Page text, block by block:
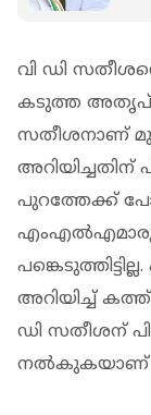
വി ഡി
കടുത്ത
സതീശനാണ്
അറിയിച്ചതിന്
പുറത്തേക്ക്
അറിയിച്ച്
ഡി സതീശന്
നല്‍കുകയാണ്